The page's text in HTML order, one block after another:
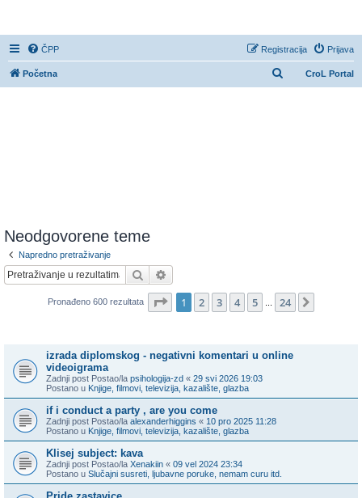
ČPP Prijava
Registracija
CroL Portal
Početna
Neodgovorene teme
Napredno pretraživanje
Pretražnik
Pronađeno 600 rezultata Stranica: 1/ 24.
1 2 3 4 5 24
izrada diplomskog - negativni komentari u online
videoigrama
Zadnji post Postao/la psihologija-zd « 29 svi 2026 19:03
Postano u Knjige, filmovi, televizija, kazalište, glazba
if i conduct a party , are you come
Zadnji post Postao/la alexanderhiggins « 10 pro 2025 11:28
Postano u Knjige, filmovi, televizija, kazalište, glazba
Klisej subject: kava
Zadnji post Postao/la Xenakiin « 09 vel 2024 23:34
Postano u Slučajni susreti, ljubavne poruke, nemam curu itd.
Pride zastavice